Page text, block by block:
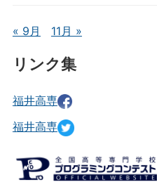
« 9月 11月 »
リンク集
福井高専
福井高専